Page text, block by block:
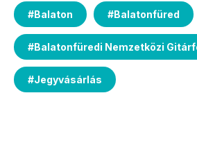
#Balaton #Balatonfüred
#Balatonfüredi Nemzetközi
#Jegyvásárlás